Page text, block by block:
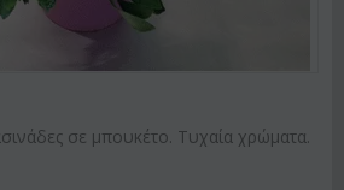
σε μπουκέτο. Τυχαία χρώματα.